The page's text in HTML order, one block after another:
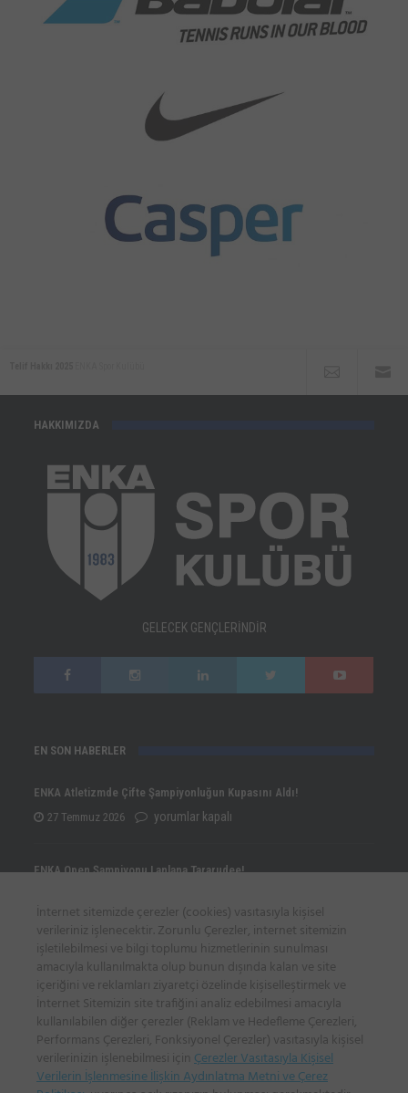
HAKKIMIZDA
GELECEK GENÇLERİNDİR
EN SON HABERLER
ENKA Atletizmde Çifte Şampiyonluğun Kupasını Aldı!
27 Temmuz 2026
ENKA
Çifte
Kupasını
Aldı!
için
yorumlar kapalı
ENKA Open Şampiyonu Lanlana Tararudee!
Open
Şampiyonu
Lanlana
Tararudee!
için
Eylül Dönmez’den Türkiye Rekoruyla gelen Avrupa İkinciliği!
20 Temmuz 2026
Eylül
Dönmez’den
Türkiye
Rekoruyla
gelen
yorumlar kapalı
İLETİŞİM BİLGİLERİ
Sadi Gülçelik Spor Sitesi, Poligon Mah. Katar Cad. 15/A, İstinye
İnternet sitemizde çerezler (cookies) vasıtasıyla kişisel
verileriniz işlenecektir. Zorunlu Çerezler, internet sitemizin
işletilebilmesi ve bilgi toplumu hizmetlerinin sunulması
amacıyla kullanılmakta olup bunun dışında kalan ve site
içeriğini ve reklamları ziyaretçi özelinde kişiselleştirmek ve
İnternet Sitemizin site trafiğini analiz edebilmesi amacıyla
kullanılabilen diğer çerezler (Reklam ve Hedefleme Çerezleri,
Performans Çerezleri, Fonksiyonel Çerezler) vasıtasıyla kişisel
verilerinizin işlenebilmesi için Çerezler Vasıtasıyla Kişisel
Verilerin İşlenmesine İlişkin Aydınlatma Metni ve Çerez